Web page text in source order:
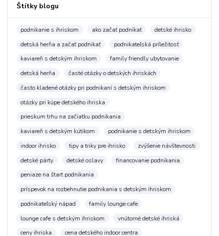
Štítky blogu
podnikanie s ihriskom ako začať podnikať
detské ihrisko
detská herňa a začať podnikať
podnikateľská príležitosť
kaviareň s detským ihriskom
family friendly ubytovanie
detská herňa
časté otázky o detských ihriskách
často kladené otázky pri podnikaní s detským ihriskom
otázky pri kúpe detského ihriska
prieskum trhu na začiatku podnikania
kaviareň s detským kútikom
podnikanie s detským ihriskom
indoor ihrisko
tipy a triky pre ihrisko
zvýšenie návštevnosti
detské párty
detské oslavy
financovanie podnikania
peniaze na štart podnikania
príspevok na rozbehnutie podnikania s detským ihriskom
podnikateľský nápad
family lounge cafe
lounge cafe s detským ihriskom
vnútorné detské ihriská
ceny ihriska
cena detského indoor centra